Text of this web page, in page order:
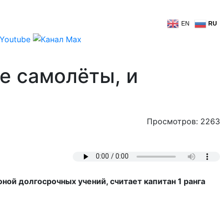
EN RU
самолёты, и
Просмотров: 2263
долгосрочных учений, считает капитан 1 ранга